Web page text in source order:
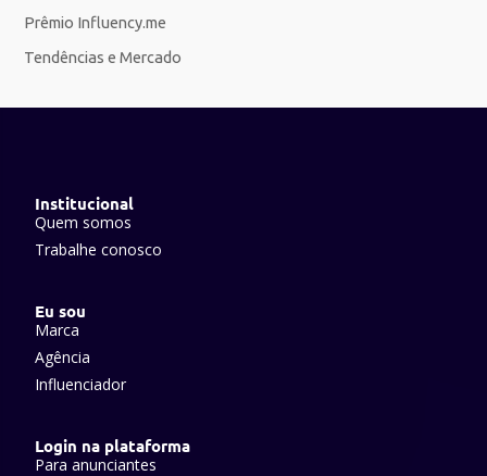
Prêmio Influency.me
Tendências e Mercado
Institucional
Quem somos
Trabalhe conosco
Eu sou
Marca
Agência
Influenciador
Login na plataforma
Para anunciantes